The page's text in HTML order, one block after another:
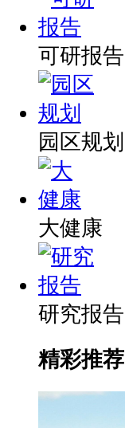
可研报告
园区规划
大健康
研究报告
精彩推荐